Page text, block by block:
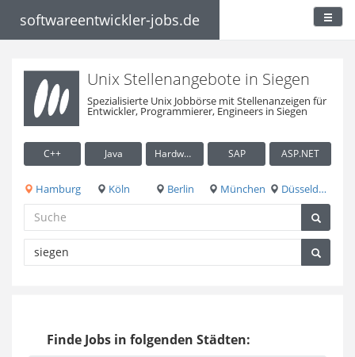
softwareentwickler-jobs.de
Unix Stellenangebote in Siegen
Spezialisierte Unix Jobbörse mit Stellenanzeigen für
Entwickler, Programmierer, Engineers in Siegen
C++ Java Hardware / Embedded SAP ASP.NET
Hamburg Köln Berlin München Düsseldorf
Finde Jobs in folgenden Städten: